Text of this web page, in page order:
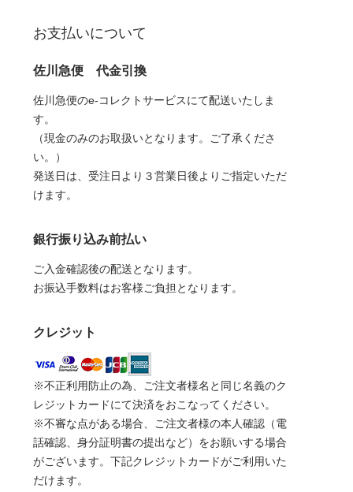
お支払いについて
佐川急便 代金引換
佐川急便のe-コレクトサービスにて配送いたしま
す。
（現金のみのお取扱いとなります。ご了承くださ
い。）
発送日は、受注日より３営業日後よりご指定いただ
けます。
銀行振り込み前払い
ご入金確認後の配送となります。
お振込手数料はお客様ご負担となります。
クレジット
※不正利用防止の為、ご注文者様名と同じ名義のク
レジットカードにて決済をおこなってください。
※不審な点がある場合、ご注文者様の本人確認（電
話確認、身分証明書の提出など）をお願いする場合
がございます。下記クレジットカードがご利用いた
だけます。